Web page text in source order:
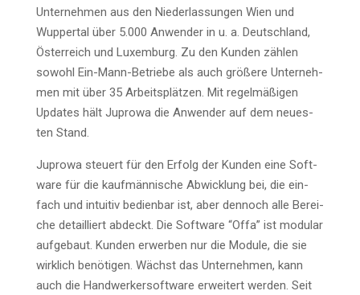
Unter­neh­men aus den Nie­der­las­sun­gen Wien und
Wup­per­tal über 5.000 Anwen­der in u. a. Deutsch­land,
Öster­reich und Luxem­burg. Zu den Kun­den zäh­len
sowohl Ein-Mann-Betrie­be als auch grö­ße­re Unter­neh­
men mit über 35 Arbeits­plät­zen. Mit regel­mä­ßi­gen
Updates hält Jupro­wa die Anwen­der auf dem neu­es­
ten Stand.
Jupro­wa steu­ert für den Erfolg der Kun­den eine Soft­
ware für die kauf­män­ni­sche Abwick­lung bei, die ein­
fach und intui­tiv bedien­bar ist, aber den­noch alle Berei­
che detail­liert abdeckt. Die Soft­ware “Offa” ist modu­lar
auf­ge­baut. Kun­den erwer­ben nur die Modu­le, die sie
wirk­lich benö­ti­gen. Wächst das Unter­neh­men, kann
auch die Hand­wer­ker­soft­ware erwei­tert wer­den. Seit